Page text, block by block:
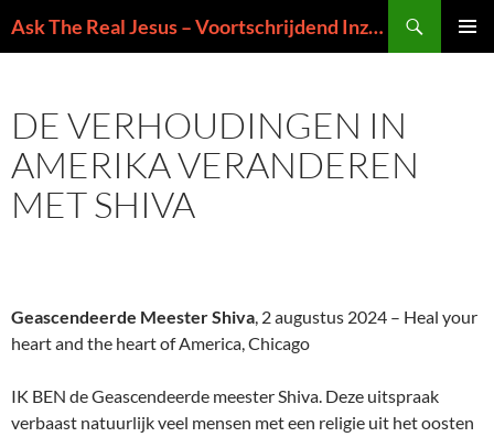
naar
Ask The Real Jesus – Voortschrijdend Inzicht in de Zin van het Leven
DE VERHOUDINGEN IN
AMERIKA VERANDEREN
MET SHIVA
Geascendeerde Meester Shiva, 2 augustus 2024 – Heal your
heart and the heart of America, Chicago
IK BEN de Geascendeerde meester Shiva. Deze uitspraak
verbaast natuurlijk veel mensen met een religie uit het oosten